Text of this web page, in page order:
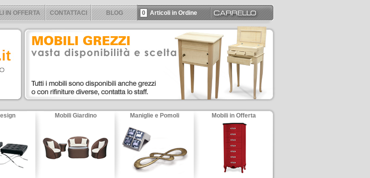
IN OFFERTA CONTATTACI BLOG 0 Articoli in Ordine
Mobili Giardino Maniglie e Pomoli Mobili in Offerta